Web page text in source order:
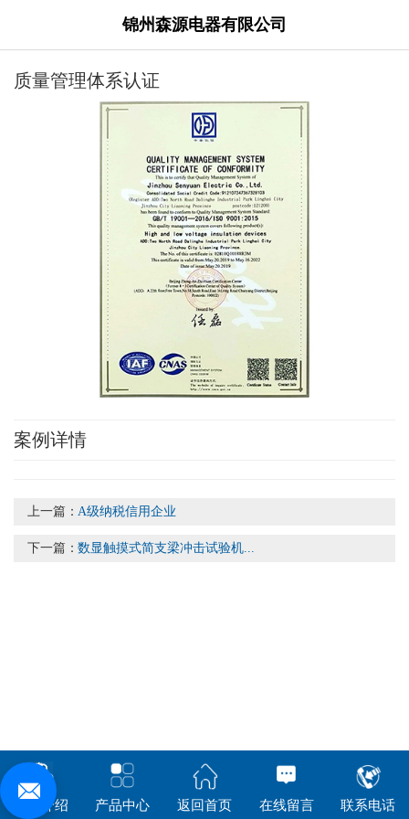
锦州森源电器有限公司
质量管理体系认证
案例详情
上一篇： A级纳税信用企业
下一篇：数显触摸式简支梁冲击试验机...
公司介绍 产品中心 返回首页 在线留言 联系电话